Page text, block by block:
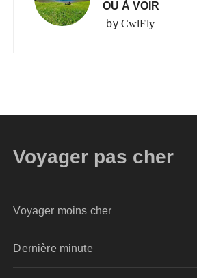
OU À VOIR
by CwlFly
Voyager pas cher
Voyager moins cher
Dernière minute